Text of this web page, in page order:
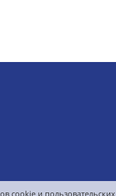
cookie и пользовательских